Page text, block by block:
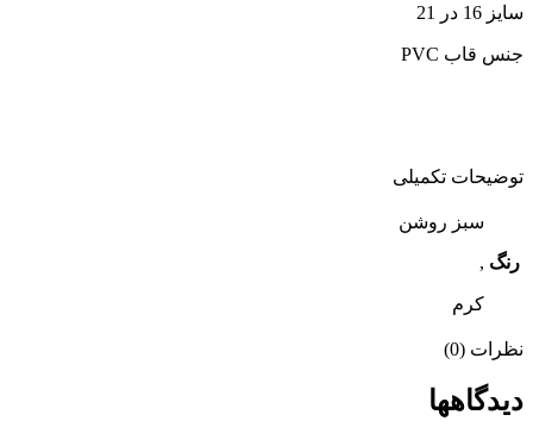
سایز 16 در 21
جنس قاب PVC
توضیحات تکمیلی
رنگ
سبز روشن
,
کرم
نظرات (0)
دیدگاهها